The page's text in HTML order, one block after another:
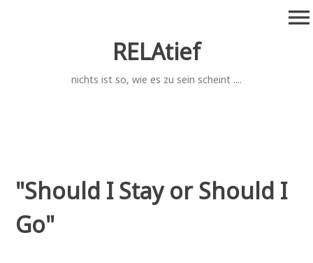
RELAtief
nichts ist so, wie es zu sein scheint ....
menu
"Should I Stay or Should I
Go"